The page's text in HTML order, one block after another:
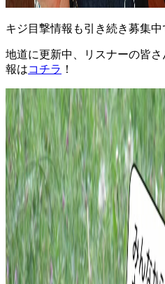
キジ目撃情報も引き続き募集中
地道に更新中、リスナーの皆
報はコチラ ！